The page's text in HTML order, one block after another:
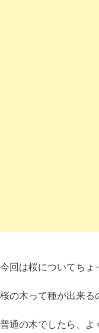
今回は桜についてちょ
桜の木って種が出来る
普通の木でしたら、よ